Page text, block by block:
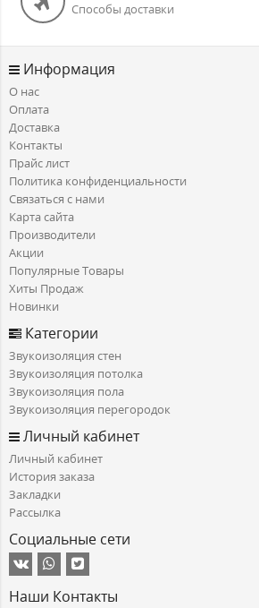
Способы доставки
Информация
О нас
Оплата
Доставка
Контакты
Прайс лист
Политика конфиденциальности
Связаться с нами
Карта сайта
Производители
Акции
Популярные Товары
Хиты Продаж
Новинки
Категории
Звукоизоляция стен
Звукоизоляция потолка
Звукоизоляция пола
Звукоизоляция перегородок
Личный кабинет
Личный кабинет
История заказа
Закладки
Рассылка
Социальные сети
Наши Контакты